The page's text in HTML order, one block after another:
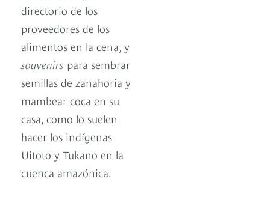
directorio de los
proveedores de los
alimentos en la cena, y
souvenirs para sembrar
semillas de zanahoria y
mambear coca en su
casa, como lo suelen
hacer los indígenas
Uitoto y Tukano en la
cuenca amazónica.